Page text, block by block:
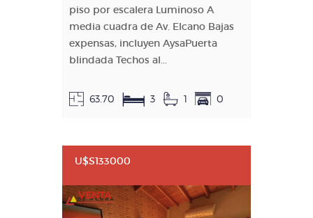
piso por escalera Luminoso A
media cuadra de Av. Elcano Bajas
expensas, incluyen AysaPuerta
blindada Techos al...
63.70 3 1 0
U$S133000
VENTA